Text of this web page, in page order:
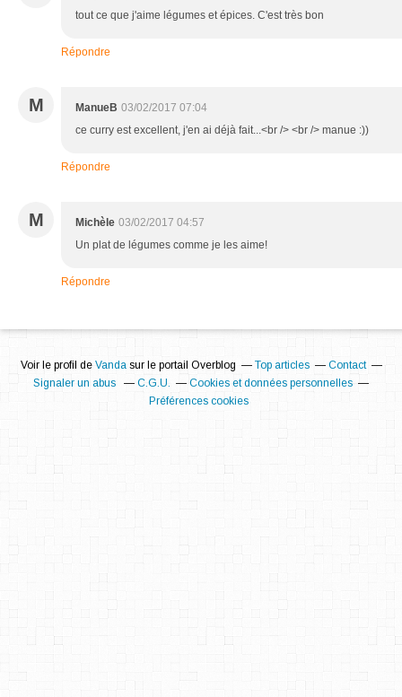
tout ce que j'aime légumes et épices. C'est très bon
Répondre
M ManueB 03/02/2017 07:04
ce curry est excellent, j'en ai déjà fait...<br /> <br /> manue :))
Répondre
M Michèle 03/02/2017 04:57
Un plat de légumes comme je les aime!
Répondre
Voir le profil de Vandasur le portail Overblog Top articles
Contact
Signaler un abus
C.G.U.
Cookies et données personnelles
Préférences cookies